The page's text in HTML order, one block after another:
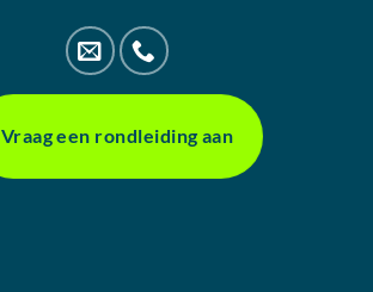
Vraag een rondleiding aan